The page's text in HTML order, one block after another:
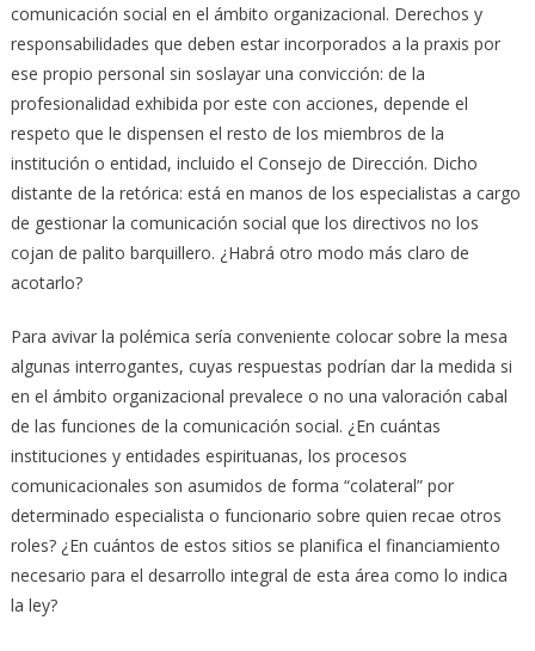
comunicación social en el ámbito organizacional. Derechos y
responsabilidades que deben estar incorporados a la praxis por
ese propio personal sin soslayar una convicción: de la
profesionalidad exhibida por este con acciones, depende el
respeto que le dispensen el resto de los miembros de la
institución o entidad, incluido el Consejo de Dirección. Dicho
distante de la retórica: está en manos de los especialistas a cargo
de gestionar la comunicación social que los directivos no los
cojan de palito barquillero. ¿Habrá otro modo más claro de
acotarlo?
Para avivar la polémica sería conveniente colocar sobre la mesa
algunas interrogantes, cuyas respuestas podrían dar la medida si
en el ámbito organizacional prevalece o no una valoración cabal
de las funciones de la comunicación social. ¿En cuántas
instituciones y entidades espirituanas, los procesos
comunicacionales son asumidos de forma “colateral” por
determinado especialista o funcionario sobre quien recae otros
roles? ¿En cuántos de estos sitios se planifica el financiamiento
necesario para el desarrollo integral de esta área como lo indica
la ley?